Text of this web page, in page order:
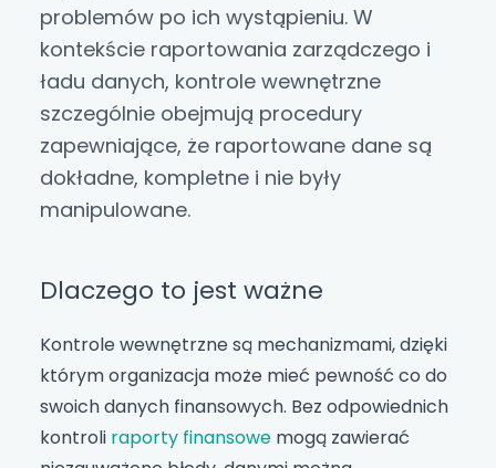
problemów po ich wystąpieniu. W
kontekście raportowania zarządczego i
ładu danych, kontrole wewnętrzne
szczególnie obejmują procedury
zapewniające, że raportowane dane są
dokładne, kompletne i nie były
manipulowane.
Dlaczego to jest ważne
Kontrole wewnętrzne są mechanizmami, dzięki
którym organizacja może mieć pewność co do
swoich danych finansowych. Bez odpowiednich
kontroli raporty finansowe mogą zawierać